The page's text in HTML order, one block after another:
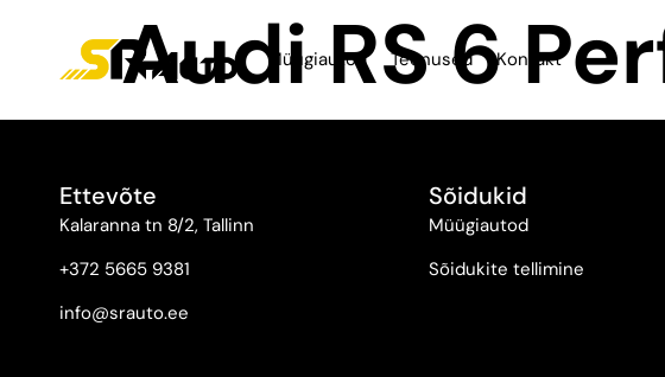
Müügiautod Teenused Kontakt
Audi RS 6
Ettevõte
Kalaranna tn 8/2, Tallinn
+372 5665 9381
info@srauto.ee
Sõidukid
Müügiautod
Sõidukite tellimine